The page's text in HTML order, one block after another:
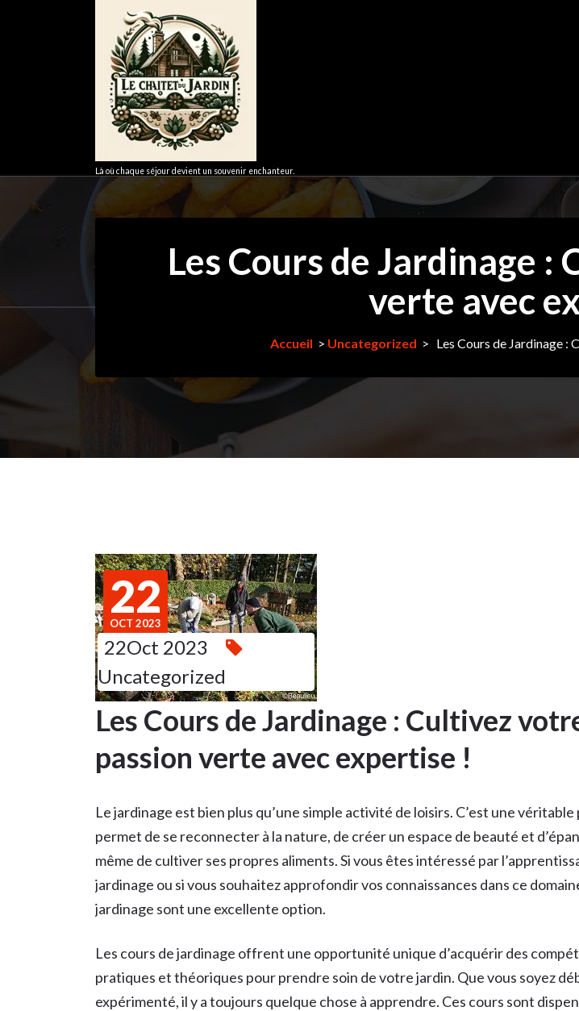
Là où chaque séjour devient un souvenir enchanteur.
Les Cours de Jardinage :
verte avec
Accueil > Uncategorized > Les Cours de Jardinage :
22
OCT 2023
22Oct 2023
Uncategorized
Les Cours de Jardinage : Cultivez
passion verte avec expertise !
Le jardinage est bien plus qu’une simple activité de loisirs. C’est une véritable
permet de se reconnecter à la nature, de créer un espace de beauté et
même de cultiver ses propres aliments. Si vous êtes intéressé par
jardinage ou si vous souhaitez approfondir vos connaissances dans ce
jardinage sont une excellente option.
Les cours de jardinage offrent une opportunité unique d’acquérir des
pratiques et théoriques pour prendre soin de votre jardin. Que vous soyez
expérimenté, il y a toujours quelque chose à apprendre. Ces cours sont